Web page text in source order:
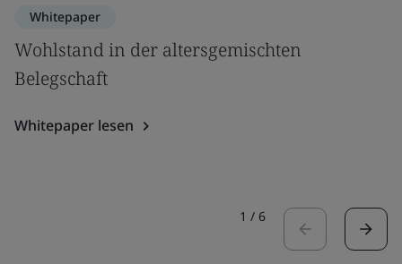
Whitepaper
Wohlstand in der altersgemischten
Belegschaft
Whitepaper lesen
1 / 6